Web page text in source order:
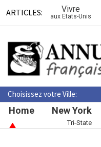
ARTICLES: Vivre
aux Etats-Unis
Choisissez votre Ville:
Home New York
Tri-State